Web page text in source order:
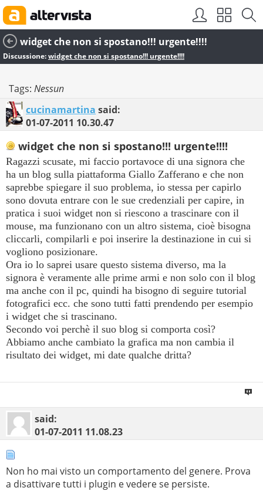
widget che non si spostano!!! urgente!!!!
Discussione:widget che non si spostano!!! urgente!!!!
Tags: Nessun
cucinamartina said:
01-07-2011 10.30.47
widget che non si spostano!!! urgente!!!!
Ragazzi scusate, mi faccio portavoce di una signora che
ha un blog sulla piattaforma Giallo Zafferano e che non
saprebbe spiegare il suo problema, io stessa per capirlo
sono dovuta entrare con le sue credenziali per capire, in
pratica i suoi widget non si riescono a trascinare con il
mouse, ma funzionano con un altro sistema, cioè bisogna
cliccarli, compilarli e poi inserire la destinazione in cui si
vogliono posizionare.
Ora io lo saprei usare questo sistema diverso, ma la
signora è veramente alle prime armi e non solo con il blog
ma anche con il pc, quindi ha bisogno di seguire tutorial
fotografici ecc. che sono tutti fatti prendendo per esempio
i widget che si trascinano.
Secondo voi perchè il suo blog si comporta così?
Abbiamo anche cambiato la grafica ma non cambia il
risultato dei widget, mi date qualche dritta?
said:
01-07-2011 11.08.23
Non ho mai visto un comportamento del genere. Prova
a disattivare tutti i plugin e vedere se persiste.